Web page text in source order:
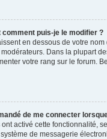
comment puis-je le modifier ?
en dessous de votre
Dans la plupart
votre rang sur le forum.
de me connecter
activé cette fonctionnalité,
de messagerie